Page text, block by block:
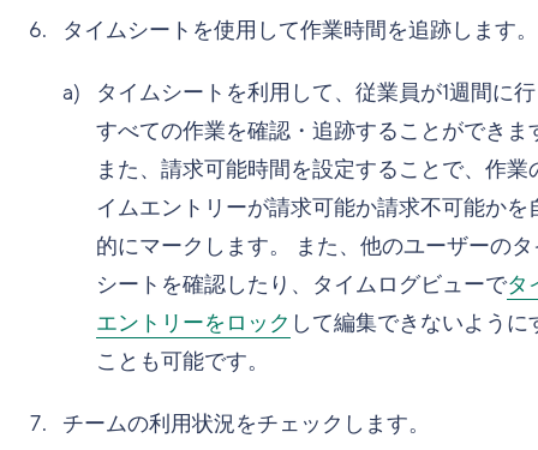
タイムシートを使用して作業時間を追跡します。
タイムシートを利用して、従業員が1週間に
すべての作業を確認・追跡することができま
また、請求可能時間を設定することで、作業
イムエントリーが請求可能か請求不可能かを
的にマークします。 また、他のユーザーの
シートを確認したり、タイムログビューでタ
エントリーをロック して編集できないように
ことも可能です。
チームの利用状況をチェックします。